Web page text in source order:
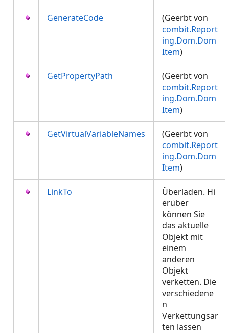
GenerateCode
(Geerbt von
combit.Report
ing.Dom.Dom
Item)
GetPropertyPath
(Geerbt von
combit.Report
ing.Dom.Dom
Item)
GetVirtualVariableNames
(Geerbt von
combit.Report
ing.Dom.Dom
Item)
LinkTo
Überladen. Hi
erüber
können Sie
das aktuelle
Objekt mit
einem
anderen
Objekt
verketten. Die
verschiedene
n
Verkettungsar
ten lassen